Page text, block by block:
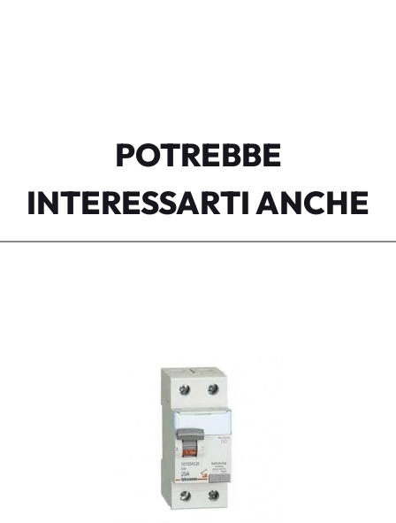
POTREBBE
INTERESSARTI ANCHE